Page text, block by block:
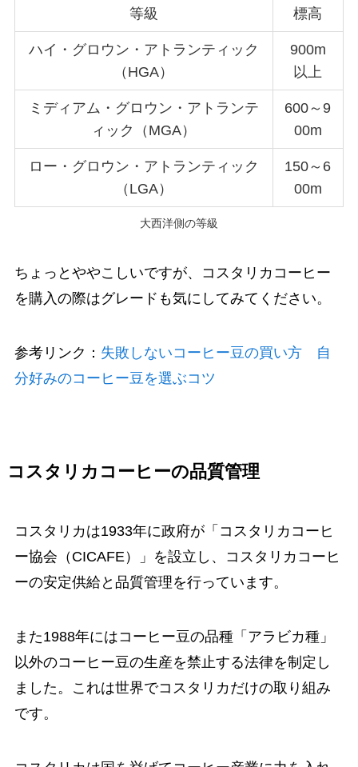
等級 標高
ハイ・グロウン・アトランティック
（HGA）
900m
以上
ミディアム・グロウン・アトランテ
ィック（MGA）
600～9
00m
ロー・グロウン・アトランティック
（LGA）
150～6
00m
大西洋側の等級
ちょっとややこしいですが、コスタリカコーヒー
を購入の際はグレードも気にしてみてください。
参考リンク： 失敗しないコーヒー豆の買い方 自
分好みのコーヒー豆を選ぶコツ
コスタリカコーヒーの品質管理
コスタリカは1933年に政府が「コスタリカコーヒ
ー協会（CICAFE）」を設立し、コスタリカコーヒ
ーの安定供給と品質管理を行っています。
また1988年にはコーヒー豆の品種「アラビカ種」
以外のコーヒー豆の生産を禁止する法律を制定し
ました。これは世界でコスタリカだけの取り組み
です。